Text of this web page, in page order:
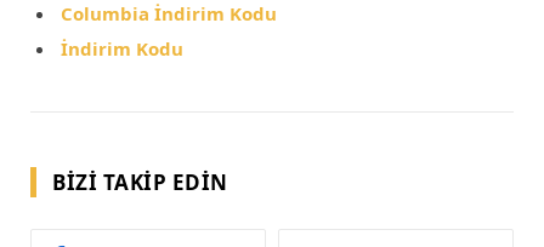
Columbia İndirim Kodu
İndirim Kodu
BIZI TAKIP EDIN